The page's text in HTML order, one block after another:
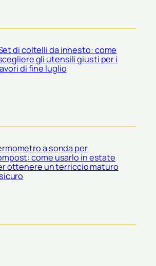
di coltelli da innesto: come
gli utensili giusti per i
di fine luglio
a sonda per
come usarlo in estate
ottenere un terriccio maturo